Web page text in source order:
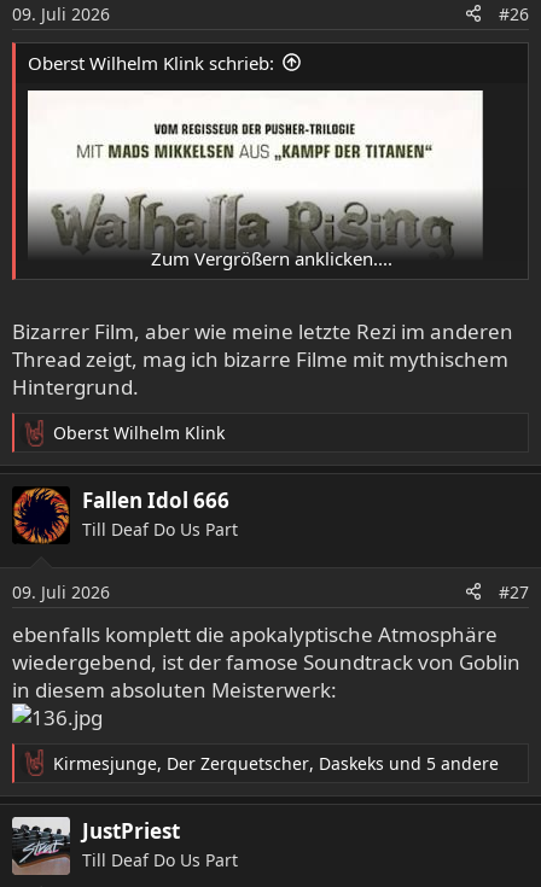
n
e
n
09. Juli 2026 #26
Oberst Wilhelm Klink schrieb:
Obwohl ich der Handlung wegen der sporadischen
Dialoge teilweise nicht folgen kann, hat der Film was.
Er bietet düstere Landschaften, Wikinger und eine
beklemmende, aggressive Grundstimmung.
Zum Vergrößern anklicken....
Bizarrer Film, aber wie meine letzte Rezi im anderen
Thread zeigt, mag ich bizarre Filme mit mythischem
Hintergrund.
R
e
a
k
t
n
e
n
:
Oberst Wilhelm Klink
Fallen Idol 666
Till Deaf Do Us Part
09. Juli 2026 #27
ebenfalls komplett die apokalyptische Atmosphäre
wiedergebend, ist der famose Soundtrack von Goblin
in diesem absoluten Meisterwerk:
R
e
a
k
t
Kirmesjunge, Der Zerquetscher, Daskeks und 5 andere
JustPriest
Till Deaf Do Us Part